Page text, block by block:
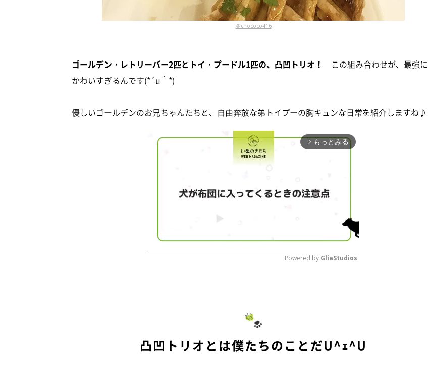
＠chococo416
ゴールデン・レトリーバー2匹とトイ・プードル1匹の、凸凹トリオ！
この組み合わせが、最強に
かわいすぎるんです(*´u｀*)
優しいゴールデンのお兄ちゃんたちと、自由奔放な弟トイプーの胸キュンな日常を紹介しますね♪
arrow_forward_ios もっとみる
Powered by GliaStudios
凸凹トリオとは僕たちのことだU^ｪ^U